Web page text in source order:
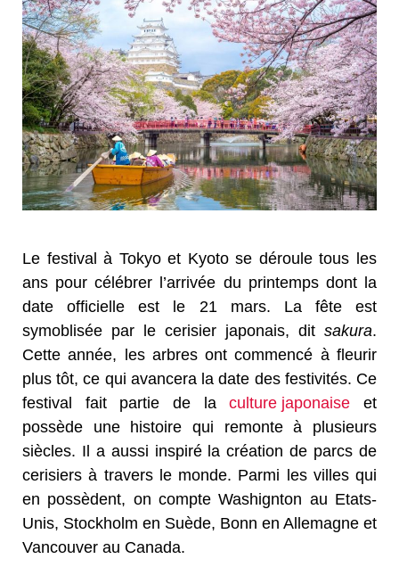
Le festival à Tokyo et Kyoto se déroule tous les
ans pour célébrer l’arrivée du printemps dont la
date officielle est le 21 mars. La fête est
symoblisée par le cerisier japonais, dit sakura.
Cette année, les arbres ont commencé à fleurir
plus tôt, ce qui avancera la date des festivités. Ce
festival fait partie de laculture japonaise et
possède une histoire qui remonte à plusieurs
siècles. Il a aussi inspiré la création de parcs de
cerisiers à travers le monde. Parmi les villes qui
en possèdent, on compte Washignton au Etats-
Unis, Stockholm en Suède, Bonn en Allemagne et
Vancouver au Canada.